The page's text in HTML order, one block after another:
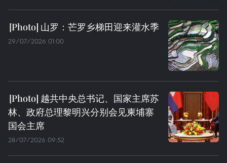
山罗：芒罗乡梯田迎来灌水季
29/07/2026 01:00
越共中央总书记、国家主席苏
林、政府总理黎明兴分别会见柬埔寨
国会主席
28/07/2026 09:52